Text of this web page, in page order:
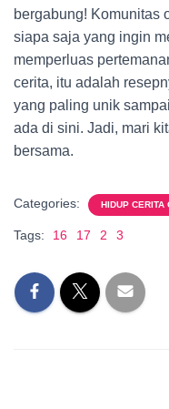
bergabung! Komunitas
siapa saja yang ingin
memperluas
cerita, itu adalah
yang paling unik
ada di sini. Jadi, mari
bersama.
Categories: HIDUP CERITA
Tags: 16 17 2 3